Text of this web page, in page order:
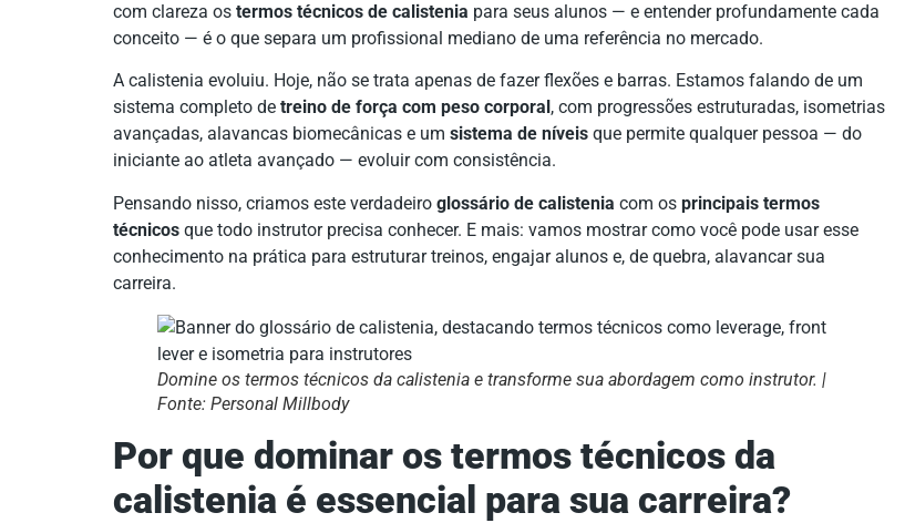
com clareza os termos técnicos de calistenia para seus alunos — e entender profundamente cada
conceito — é o que separa um profissional mediano de uma referência no mercado.
A calistenia evoluiu. Hoje, não se trata apenas de fazer flexões e barras. Estamos falando de um
sistema completo de treino de força com peso corporal , com progressões estruturadas, isometrias
avançadas, alavancas biomecânicas e um sistema de níveis que permite qualquer pessoa — do
iniciante ao atleta avançado — evoluir com consistência.
Pensando nisso, criamos este verdadeiro glossário de calistenia com os principais termos
técnicos que todo instrutor precisa conhecer. E mais: vamos mostrar como você pode usar esse
conhecimento na prática para estruturar treinos, engajar alunos e, de quebra, alavancar sua
carreira.
Domine os termos técnicos da calistenia e transforme sua abordagem como instrutor. |
Fonte: Personal Millbody
Por que dominar os termos técnicos da
calistenia é essencial para sua carreira?